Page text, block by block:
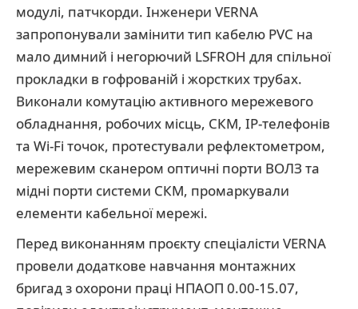
модулі, патчкорди. Інженери VERNA
запропонували замінити тип кабелю PVC на
мало димний і негорючий LSFROH для спільної
прокладки в гофрованій і жорстких трубах.
Виконали комутацію активного мережевого
обладнання, робочих місць, СКМ, ІР-телефонів
та Wi-Fi точок, протестували рефлектометром,
мережевим сканером оптичні порти ВОЛЗ та
мідні порти системи СКМ, промаркували
елементи кабельної мережі.
Перед виконанням проєкту спеціалісти VERNA
провели додаткове навчання монтажних
бригад з охорони праці НПАОП 0.00-15.07,